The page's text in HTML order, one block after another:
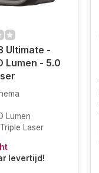
Ultimate -
Lumen - 5.0
Lumen
Laser
levertijd!